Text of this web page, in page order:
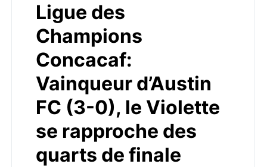
Ligue des
Champions
Concacaf:
Vainqueur d’Austin
FC (3-0), le Violette
se rapproche des
quarts de finale